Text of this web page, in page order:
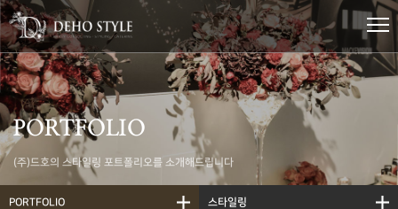
PORTFOLIO
(주)드호의 스타일링 포트폴리오를 소개해드립니다
PORTFOLIO 스타일링